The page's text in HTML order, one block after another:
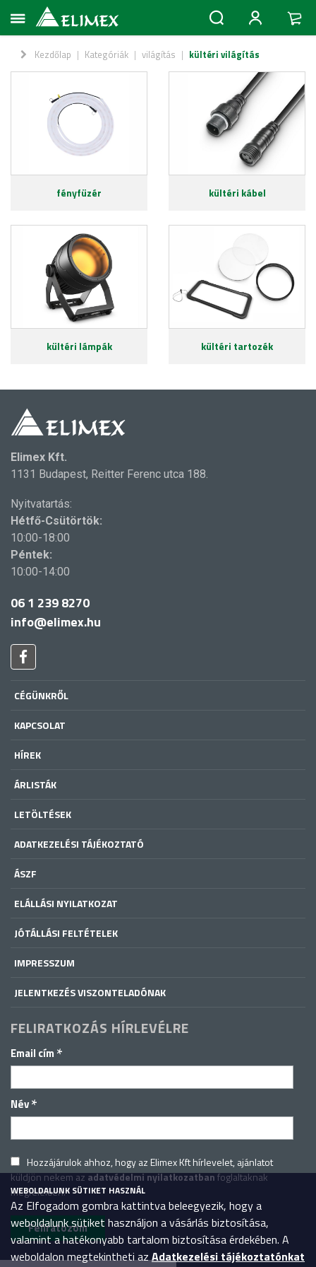
Kezdőlap | Kategóriák | világítás | kültéri világítás
fényfüzér kültéri kábel
kültéri lámpák kültéri tartozék
Elimex Kft.
1131 Budapest, Reitter Ferenc utca 188.
Nyitvatartás:
Hétfő-Csütörtök:
10:00-18:00
Péntek:
10:00-14:00
06 1 239 8270
info@elimex.hu
CÉGÜNKRŐL
KAPCSOLAT
HÍREK
ÁRLISTÁK
LETÖLTÉSEK
ADATKEZELÉSI TÁJÉKOZTATÓ
ÁSZF
ELÁLLÁSI NYILATKOZAT
JÓTÁLLÁSI FELTÉTELEK
IMPRESSZUM
JELENTKEZÉS VISZONTELADÓNAK
FELIRATKOZÁS HÍRLEVÉLRE
Email cím *
Név*
Hozzájárulok ahhoz, hogy az Elimex Kft hírlevelet, ajánlatot
küldjön nekem azadatvédelmi nyilatkozatbanfoglaltaknak
megfelelően.
WEBOLDALUNK SÜTIKET HASZNÁL
Az Elfogadom gombra kattintva beleegyezik, hogy a
weboldalunk sütiket használjon a vásárlás biztosítása,
valamint a hatékonyabb tartalom biztosítása érdekében. A
weboldalon megtekintheti azAdatkezelési tájékoztatónkat